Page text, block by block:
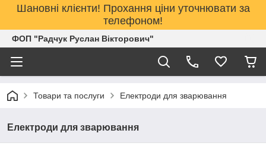
Шановні клієнти! Прохання ціни уточнювати за
телефоном!
ФОП "Радчук Руслан Вікторович"
Товари та послуги Електроди для зварювання
Електроди для зварювання